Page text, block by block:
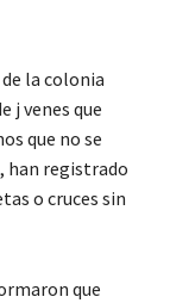
la colonia
j venes que
que no se
han registrado
o cruces sin
que